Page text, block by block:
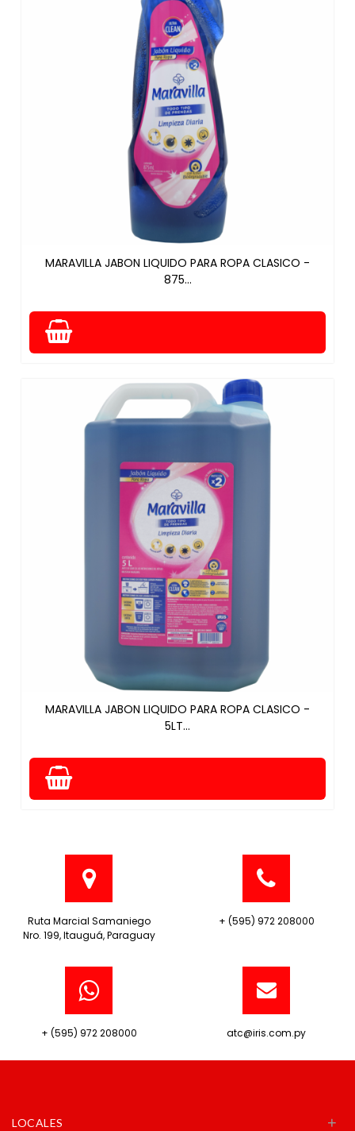
MARAVILLA JABON LIQUIDO PARA ROPA CLASICO -
875...
MARAVILLA JABON LIQUIDO PARA ROPA CLASICO -
5LT...
Ruta Marcial Samaniego
Nro. 199, Itauguá, Paraguay
+ (595) 972 208000
+ (595) 972 208000 atc@iris.com.py
LOCALES +